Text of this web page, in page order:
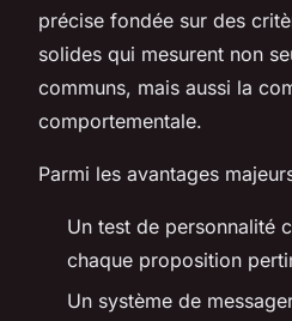
précise fondée sur des
solides qui mesurent non
communs, mais aussi la
comportementale.
Parmi les avantages
Un test de personnalité
chaque proposition
Un système de